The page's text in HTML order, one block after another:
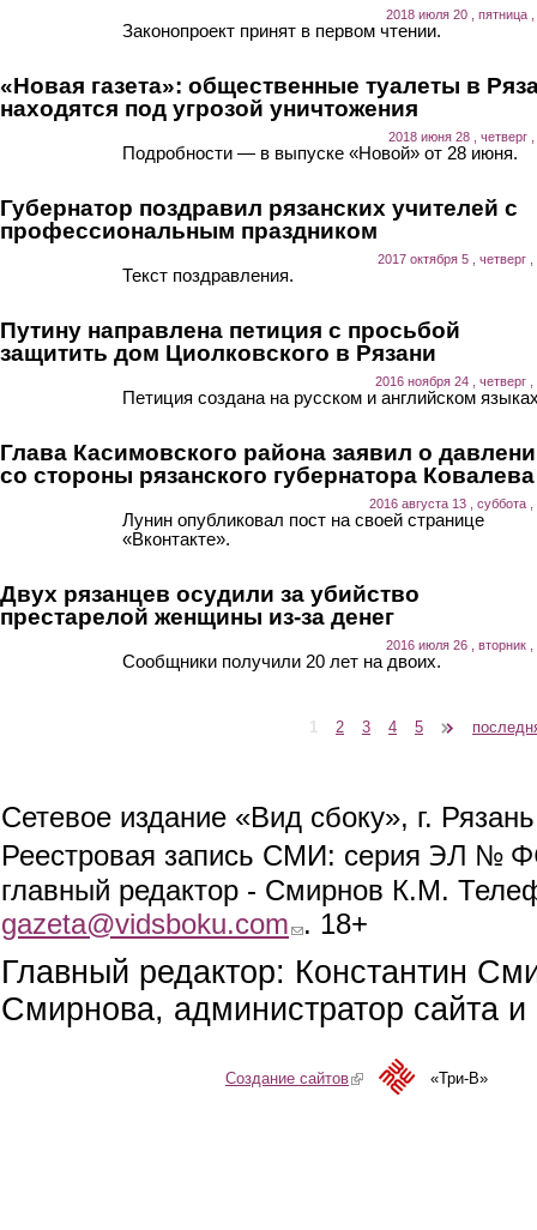
2018 июля 20 , пятница ,
Законопроект принят в первом чтении.
«Новая газета»: общественные туалеты в
находятся под угрозой уничтожения
2018 июня 28 , четверг ,
Подробности — в выпуске «Новой» от 28 июня.
Губернатор поздравил рязанских учителей с
профессиональным праздником
2017 октября 5 , четверг
Текст поздравления.
Путину направлена петиция с просьбой
защитить дом Циолковского в Рязани
2016 ноября 24 , четверг ,
Петиция создана на русском и английском
Глава Касимовского района заявил о
со стороны рязанского губернатора Ковалева
2016 августа 13 , суббота ,
Лунин опубликовал пост на своей странице
«Вконтакте».
Двух рязанцев осудили за убийство
престарелой женщины из-за денег
2016 июля 26 , вторник ,
Сообщники получили 20 лет на двоих.
1 2 3 4 5
Сетевое издание «Вид сбоку», г.
Реестровая запись СМИ: серия ЭЛ №
главный редактор - Смирнов К.М.
gazeta@vidsboku.com (link sends e-mail)
. 18+
Главный редактор: Константин
Смирнова, администратор сайта
Создание сайтов(link is external)«Три-В»